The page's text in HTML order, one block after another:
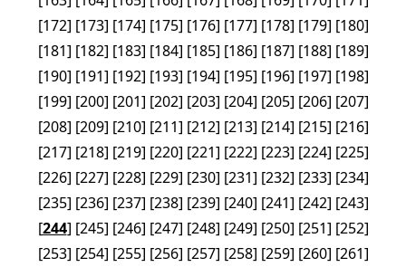
[172] [173] [174] [175] [176] [177] [178] [179] [180]
[181] [182] [183] [184] [185] [186] [187] [188] [189]
[190] [191] [192] [193] [194] [195] [196] [197] [198]
[199] [200] [201] [202] [203] [204] [205] [206] [207]
[208] [209] [210] [211] [212] [213] [214] [215] [216]
[217] [218] [219] [220] [221] [222] [223] [224] [225]
[226] [227] [228] [229] [230] [231] [232] [233] [234]
[235] [236] [237] [238] [239] [240] [241] [242] [243]
[244] [245] [246] [247] [248] [249] [250] [251] [252]
[253] [254] [255] [256] [257] [258] [259] [260] [261]